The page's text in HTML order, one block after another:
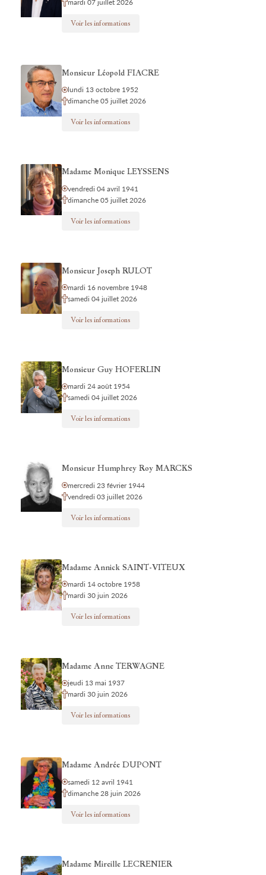
mardi 07 juillet 2026
Voir les informations
Monsieur Léopold FIACRE
lundi 13 octobre 1952
dimanche 05 juillet 2026
Voir les informations
Madame Monique LEYSSENS
vendredi 04 avril 1941
dimanche 05 juillet 2026
Voir les informations
Monsieur Joseph RULOT
mardi 16 novembre 1948
samedi 04 juillet 2026
Voir les informations
Monsieur Guy HOFERLIN
mardi 24 août 1954
samedi 04 juillet 2026
Voir les informations
Monsieur Humphrey Roy MARCKS
mercredi 23 février 1944
vendredi 03 juillet 2026
Voir les informations
Madame Annick SAINT-VITEUX
mardi 14 octobre 1958
mardi 30 juin 2026
Voir les informations
Madame Anne TERWAGNE
jeudi 13 mai 1937
mardi 30 juin 2026
Voir les informations
Madame Andrée DUPONT
samedi 12 avril 1941
dimanche 28 juin 2026
Voir les informations
Madame Mireille LECRENIER